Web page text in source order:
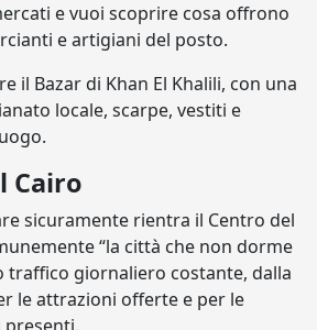
e vuoi scoprire cosa offrono
e artigiani del posto.
il Bazar di Khan El Khalili, con una
locale, scarpe, vestiti e
Cairo
sicuramente rientra il Centro del
“la città che non dorme
traffico giornaliero costante, dalla
le attrazioni offerte e per le